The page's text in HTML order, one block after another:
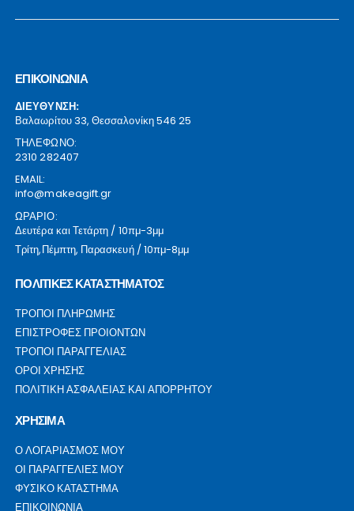
ΕΠΙΚΟΙΝΩΝΙΑ
ΔΙΕΥΘΥΝΣΗ:
Βαλαωρίτου 33, Θεσσαλονίκη 546 25
ΤΗΛΕΦΩΝΟ:
2310 282407
EMAIL:
info@makeagift.gr
ΩΡΑΡΙΟ:
Δευτέρα και Τετάρτη / 10πμ-3μμ
Τρίτη,Πέμπτη, Παρασκευή / 10πμ-8μμ
ΠΟΛΙΤΙΚΕΣ ΚΑΤΑΣΤΗΜΑΤΟΣ
ΤΡΟΠΟΙ ΠΛΗΡΩΜΗΣ
ΕΠΙΣΤΡΟΦΕΣ ΠΡΟΙΟΝΤΩΝ
ΤΡΟΠΟΙ ΠΑΡΑΓΓΕΛΙΑΣ
ΟΡΟΙ ΧΡΗΣΗΣ
ΠΟΛΙΤΙΚΗ ΑΣΦΑΛΕΙΑΣ ΚΑΙ ΑΠΟΡΡΗΤΟΥ
ΧΡΗΣΙΜΑ
Ο ΛΟΓΑΡΙΑΣΜΟΣ ΜΟΥ
ΟΙ ΠΑΡΑΓΓΕΛΙΕΣ ΜΟΥ
ΦΥΣΙΚΟ ΚΑΤΑΣΤΗΜΑ
ΕΠΙΚΟΙΝΩΝΙΑ